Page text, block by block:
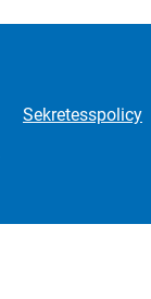
Sekretesspolicy